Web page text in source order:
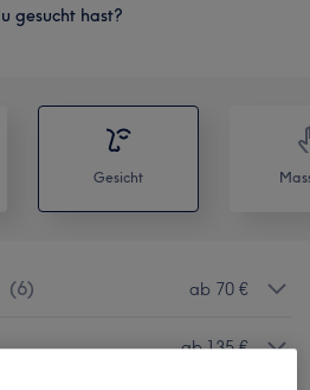
gesucht hast?
Gesicht
(6) ab 70 €
ab 135 €